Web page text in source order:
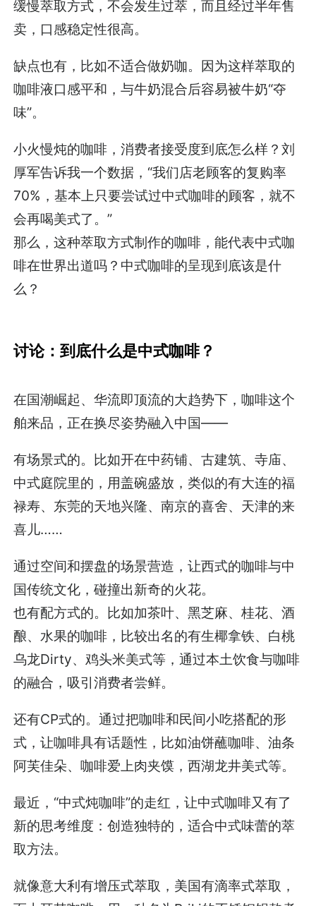
缓慢萃取方式，不会发生过萃，而且经过半年售
卖，口感稳定性很高。
缺点也有，比如不适合做奶咖。因为这样萃取的
咖啡液口感平和，与牛奶混合后容易被牛奶“夺
味”。
小火慢炖的咖啡，消费者接受度到底怎么样？刘
厚军告诉我一个数据，“我们店老顾客的复购率
70%，基本上只要尝试过中式咖啡的顾客，就不
会再喝美式了。”
那么，这种萃取方式制作的咖啡，能代表中式咖
啡在世界出道吗？中式咖啡的呈现到底该是什
么？
讨论：到底什么是中式咖啡？
在国潮崛起、华流即顶流的大趋势下，咖啡这个
舶来品，正在换尽姿势融入中国——
有场景式的。比如开在中药铺、古建筑、寺庙、
中式庭院里的，用盖碗盛放，类似的有大连的福
禄寿、东莞的天地兴隆、南京的喜舍、天津的来
喜儿……
通过空间和摆盘的场景营造，让西式的咖啡与中
国传统文化，碰撞出新奇的火花。
也有配方式的。比如加茶叶、黑芝麻、桂花、酒
酿、水果的咖啡，比较出名的有生椰拿铁、白桃
乌龙Dirty、鸡头米美式等，通过本土饮食与咖啡
的融合，吸引消费者尝鲜。
还有CP式的。通过把咖啡和民间小吃搭配的形
式，让咖啡具有话题性，比如油饼蘸咖啡、油条
阿芙佳朵、咖啡爱上肉夹馍，西湖龙井美式等。
最近，“中式炖咖啡”的走红，让中式咖啡又有了
新的思考维度：创造独特的，适合中式味蕾的萃
取方法。
就像意大利有增压式萃取，美国有滴率式萃取，